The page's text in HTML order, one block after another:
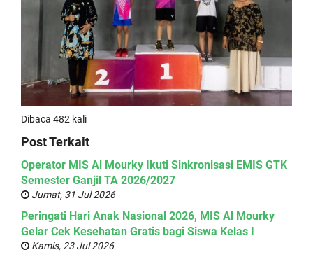
Dibaca 482 kali
Post Terkait
Operator MIS Al Mourky Ikuti Sinkronisasi EMIS GTK
Semester Ganjil TA 2026/2027
Jumat, 31 Jul 2026
Peringati Hari Anak Nasional 2026, MIS Al Mourky
Gelar Cek Kesehatan Gratis bagi Siswa Kelas I
Kamis, 23 Jul 2026